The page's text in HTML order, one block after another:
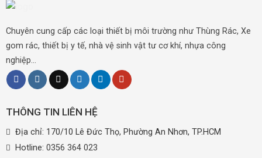
Chuyên cung cấp các loại thiết bị môi trường như Thùng Rác, Xe
gom rác, thiết bị y tế, nhà vệ sinh vật tư cơ khí, nhựa công
nghiệp...
THÔNG TIN LIÊN HỆ
Địa chỉ: 170/10 Lê Đức Thọ, Phường An Nhơn, TP.HCM
Hotline: 0356 364 023